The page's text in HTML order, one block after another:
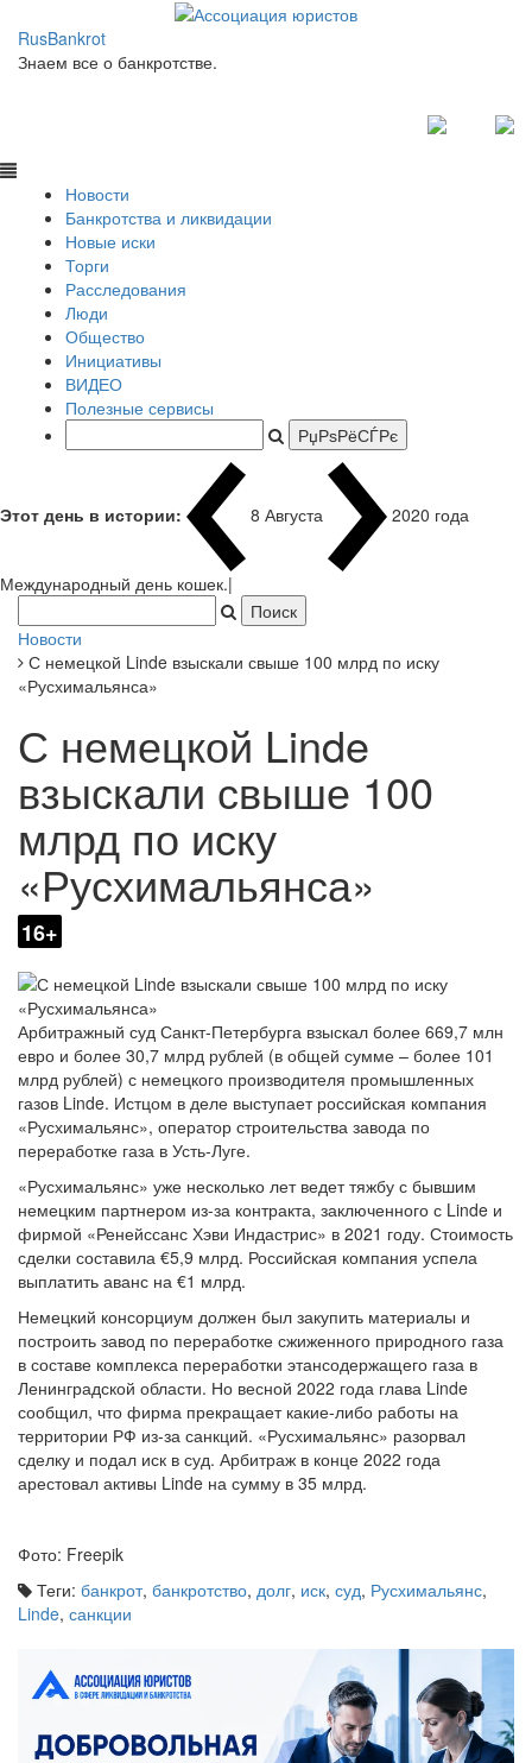
RusBankrot
Знаем все о банкротстве.
Новости
Банкротства и ликвидации
Новые иски
Торги
Расследования
Люди
Общество
Инициативы
ВИДЕО
Полезные сервисы
Этот день в истории: 8 Августа 2|
С немецкой Linde взыскали свыше 100 млрд по иску
«Русхимальянса»
С немецкой Linde
взыскали свыше 100
млрд по иску
«Русхимальянса»
16+
Арбитражный суд Санкт-Петербурга взыскал более 669,7 млн
евро и более 30,7 млрд рублей (в общей сумме – более 101
млрд рублей) с немецкого производителя промышленных
газов Linde. Истцом в деле выступает российская компания
«Русхимальянс», оператор строительства завода по
переработке газа в Усть-Луге.
«Русхимальянс» уже несколько лет ведет тяжбу с бывшим
немецким партнером из-за контракта, заключенного с Linde и
фирмой «Ренейссанс Хэви Индастрис» в 2021 году. Стоимость
сделки составила €5,9 млрд. Российская компания успела
выплатить аванс на €1 млрд.
Немецкий консорциум должен был закупить материалы и
построить завод по переработке сжиженного природного газа
в составе комплекса переработки этансодержащего газа в
Ленинградской области. Но весной 2022 года глава Linde
сообщил, что фирма прекращает какие-либо работы на
территории РФ из-за санкций. «Русхимальянс» разорвал
сделку и подал иск в суд. Арбитраж в конце 2022 года
арестовал активы Linde на сумму в 35 млрд.
Теги:банкрот
Linde,санкции